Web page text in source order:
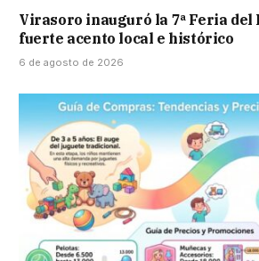
Virasoro inauguró la 7ª Feria del
fuerte acento local e histórico
6 de agosto de 2026